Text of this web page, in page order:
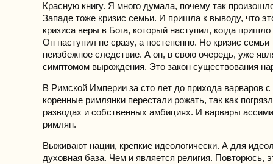
Красную книгу. Я много думала, почему так
Западе тоже кризис семьи. И пришла к выводу, что
кризиса веры в Бога, который наступил, когда
Он наступил не сразу, а постепенно. Но кризис
неизбежное следствие. А он, в свою очередь, уже
симптомом вырождения. Это закон существования
В Римской Империи за сто лет до прихода варваров с
коренные римлянки перестали рожать, так как
разводах и собственных амбициях. И варвары
римлян.
Выживают нации, крепкие идеологически. А для
духовная база. Чем и является религия. Повторюсь,